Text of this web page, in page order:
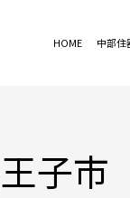
HOME 中部住
子市